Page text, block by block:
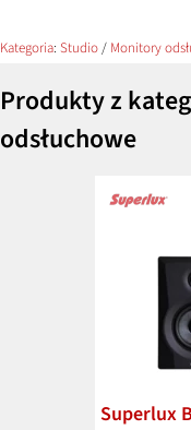
Kategoria: Studio/ Monitory
Produkty z
odsłuchowe
Superlux